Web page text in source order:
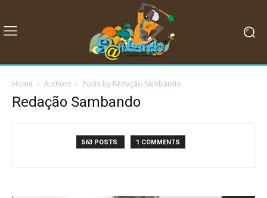
Home Authors Posts by Redação Sambando
Redação Sambando
563 POSTS 1 COMMENTS